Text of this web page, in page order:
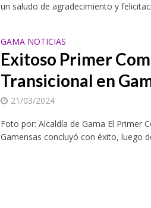
un saludo de agradecimiento y
GAMA NOTICIAS
Exitoso Primer
Transicional en
21/03/2024
Foto por: Alcaldía de Gama El Primer
Gamensas concluyó con éxito, luego